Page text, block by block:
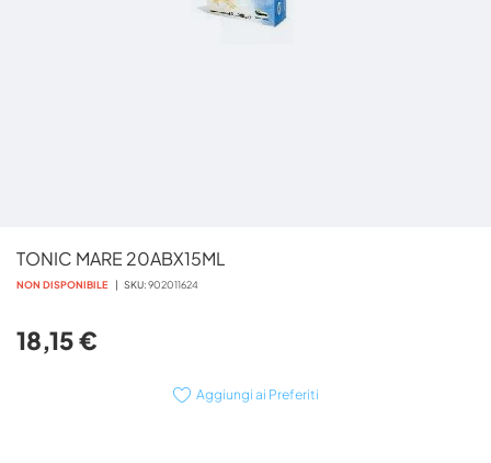
TONIC MARE 20ABX15ML
NON DISPONIBILE SKU 902011624
18,15 €
Aggiungi ai Preferiti
all'inizio
della
immagini